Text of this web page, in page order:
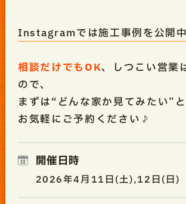
Instagramでは施工事例を公開中
相談だけでもOK、しつこい営業
ので、
まずは“どんな家か見てみたい”と
お気軽にご予約ください♪
開催日時
2026年4月11日(土),12日(日)